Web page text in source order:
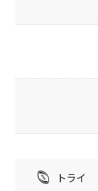
トライ